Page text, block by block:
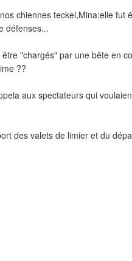
chiennes teckel,Mina:elle fut
défenses...
"chargés" par une bête en
??
aux spectateurs qui
des valets de limier et du